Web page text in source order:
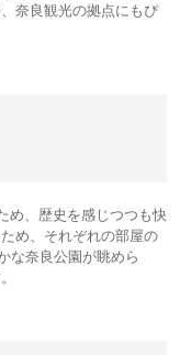
奈良観光の拠点にもぴ
め、歴史を感じつつも快
め、それぞれの部屋の
な奈良公園が眺めら